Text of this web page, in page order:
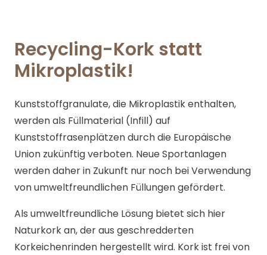
Recycling-Kork statt
Mikroplastik!
Kunststoffgranulate, die Mikroplastik enthalten,
werden als Füllmaterial (Infill) auf
Kunststoffrasenplätzen durch die Europäische
Union zukünftig verboten. Neue Sportanlagen
werden daher in Zukunft nur noch bei Verwendung
von umweltfreundlichen Füllungen gefördert.
Als umweltfreundliche Lösung bietet sich hier
Naturkork an, der aus geschredderten
Korkeichenrinden hergestellt wird. Kork ist frei von